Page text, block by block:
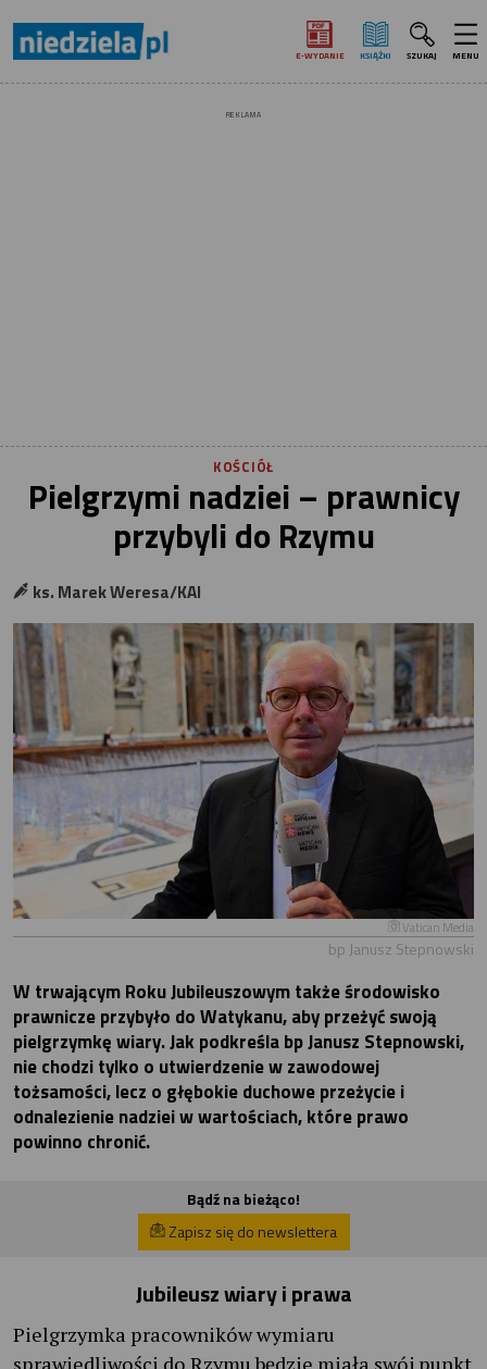
E‑WYDANIE KSIĄŻKI SZUKAJ MENU
REKLAMA
KOŚCIÓŁ
Pielgrzymi nadziei – prawnicy
przybyli do Rzymu
ks. Marek Weresa/KAI
Vatican Media
bp Janusz Stepnowski
W trwającym Roku Jubileuszowym także środowisko
prawnicze przybyło do Watykanu, aby przeżyć swoją
pielgrzymkę wiary. Jak podkreśla bp Janusz Stepnowski,
nie chodzi tylko o utwierdzenie w zawodowej
tożsamości, lecz o głębokie duchowe przeżycie i
odnalezienie nadziei w wartościach, które prawo
powinno chronić.
Bądź na bieżąco!
Zapisz się do newslettera
Jubileusz wiary i prawa
Pielgrzymka pracowników wymiaru
sprawiedliwości do Rzymu będzie miała swój punkt